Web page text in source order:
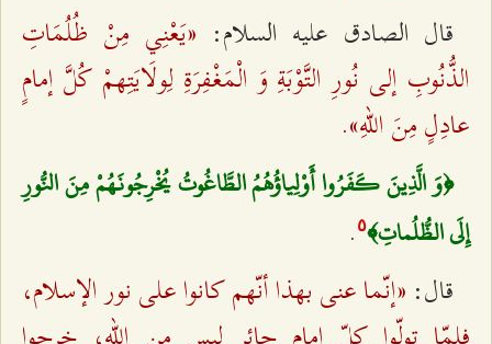
قال الصادق عليه السلام: «يَعْنِي مِنْ ظُلُمَاتِ
الذُّنُوبِ إلى نُورِ التَّوْبَةِ وَ الْمَغْفِرَةِ لِولَايَتِهمْ كُلَّ إمامٍ
عادِلٍ مِنَ اللهِ».
﴿وَ الَّذِينَ كَفَرُوا أَوْلِياؤُهُمُ الطَّاغُوتُ يُخْرِجُونَهُمْ مِنَ النُّورِ
إِلَى الظُّلُماتِ﴾‌٥ .
قال: «إنّما عنى بهذا أنّهم كانوا على نور الإسلام،